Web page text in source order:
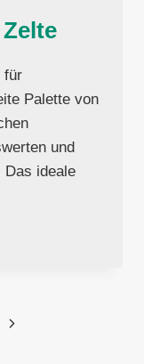
für
Palette von
und
Das ideale
Nächste